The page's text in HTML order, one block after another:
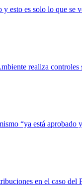
esto es solo lo que se
realiza controles
“ya está aprobado
en el caso del